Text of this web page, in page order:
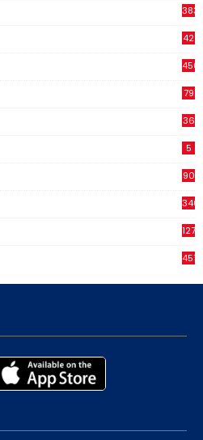
42
456
79
36
5
90
340
1271
451